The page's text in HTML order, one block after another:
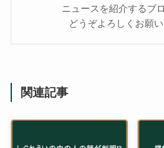
ニュースを紹介するブ
どうぞよろしくお願
関連記事